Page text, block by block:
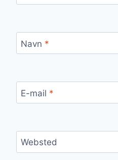
Navn *
E-mail *
Websted